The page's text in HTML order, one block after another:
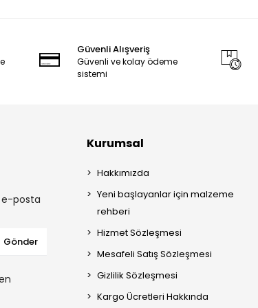
Güvenli Alışveriş
Güvenli ve kolay ödeme
sistemi
e-posta
Gönder
Kurumsal
Hakkımızda
Yeni başlayanlar için malzeme
rehberi
Hizmet Sözleşmesi
Mesafeli Satış Sözleşmesi
Gizlilik Sözleşmesi
Kargo Ücretleri Hakkında